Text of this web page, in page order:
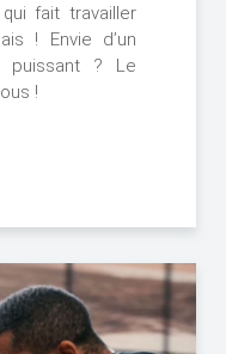
fait travailler
! Envie d’un
puissant ? Le
!